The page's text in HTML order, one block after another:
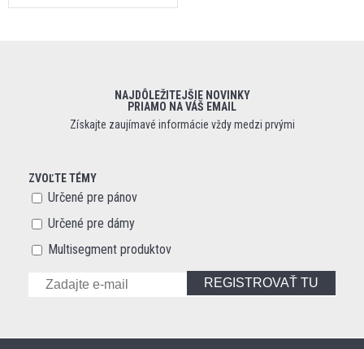
NAJDÔLEŽITEJŠIE NOVINKY
PRIAMO NA VÁŠ EMAIL
Získajte zaujímavé informácie vždy medzi prvými
ZVOĽTE TÉMY
Určené pre pánov
Určené pre dámy
Multisegment produktov
REGISTROVAŤ TU